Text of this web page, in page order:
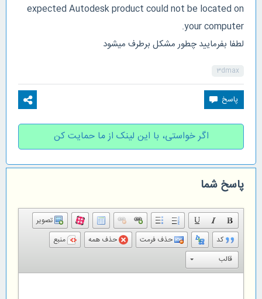
expected Autodesk product could not be located on
your computer.
لطفا بفرمایید چطور مشکل برطرف میشود
3dmax
اگر خواستی، با این لینک از ما حمایت کن
پاسخ شما
تصویر
کد
حذف فرمت حذف همه
منبع
قالب